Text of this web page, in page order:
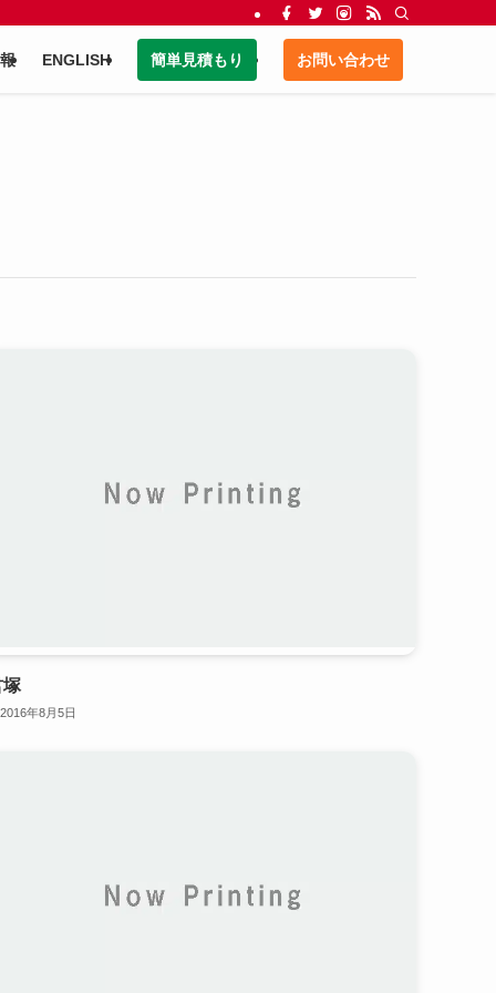
ENGLISH 簡単見積もり お問い合わせ
塚
2016年8月5日